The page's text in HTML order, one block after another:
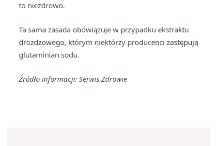
to niezdrowo.
Ta sama zasada obowiązuje w przypadku ekstraktu
drożdżowego, którym niektórzy producenci zastępują
glutaminian sodu.
Źródło informacji: Serwis Zdrowie